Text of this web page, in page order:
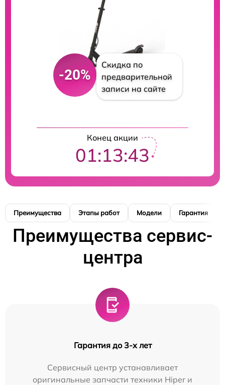
-20%
Скидка по
предварительной
записи на сайте
Конец акции
01:13:42
Преимущества Этапы работ Модели Гарантия
Преимущества сервис-
центра
Гарантия до 3-х лет
Сервисный центр устанавливает
оригинальные запчасти техники Hiper и